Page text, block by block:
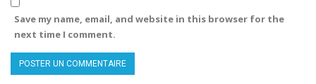
Save my name, email, and website in this browser for the
next time I comment.